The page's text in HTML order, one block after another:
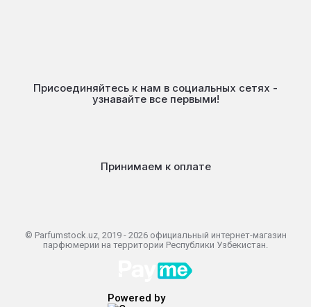
Присоединяйтесь к нам в социальных сетях -
узнавайте все первыми!
Принимаем к оплате
© Parfumstock.uz, 2019 - 2026 официальный интернет-магазин
парфюмерии на территории Республики Узбекистан.
Powered by